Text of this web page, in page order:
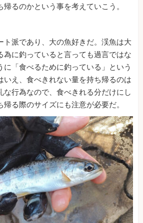
帰るのかという事を考えていこう。
ト派であり、大の魚好きだ。渓魚は大
為に釣っていると言っても過言ではな
に「食べるために釣っている」という
いえ、食べきれない量を持ち帰るのは
な行為なので、食べきれる分だけにし
る際のサイズにも注意が必要だ。